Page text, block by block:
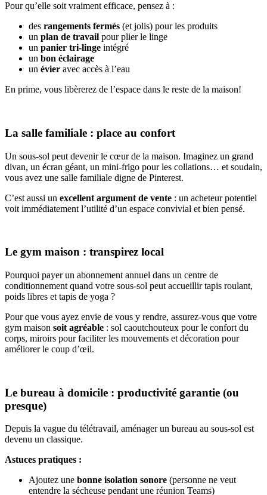
Pour qu’elle soit vraiment efficace, pensez à :
des rangements fermés (et jolis) pour les produits
un plan de travail pour plier le linge
un panier tri-linge intégré
un bon éclairage
un évier avec accès à l’eau
En prime, vous libèrerez de l’espace dans le reste de la maison!
La salle familiale : place au confort
Un sous-sol peut devenir le cœur de la maison. Imaginez un grand
divan, un écran géant, un mini-frigo pour les collations… et soudain,
vous avez une salle familiale digne de Pinterest.
C’est aussi un excellent argument de vente : un acheteur potentiel
voit immédiatement l’utilité d’un espace convivial et bien pensé.
Le gym maison : transpirez local
Pourquoi payer un abonnement annuel dans un centre de
conditionnement quand votre sous-sol peut accueillir tapis roulant,
poids libres et tapis de yoga ?
Pour que vous ayez envie de vous y rendre, assurez-vous que votre
gym maison soit agréable : sol caoutchouteux pour le confort du
corps, miroirs pour faciliter les mouvements et décoration pour
améliorer le coup d’œil.
Le bureau à domicile : productivité garantie (ou
presque)
Depuis la vague du télétravail, aménager un bureau au sous-sol est
devenu un classique.
Astuces pratiques :
Ajoutez une bonne isolation sonore (personne ne veut
entendre la sécheuse pendant une réunion Teams)